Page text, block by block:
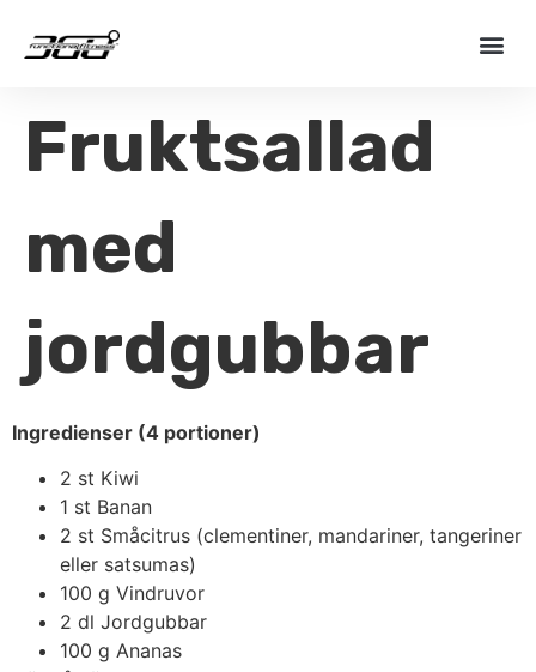
Fruktsallad
med
jordgubbar
Ingredienser (4 portioner)
2 st Kiwi
1 st Banan
2 st Småcitrus (clementiner, mandariner, tangeriner
eller satsumas)
100 g Vindruvor
2 dl Jordgubbar
100 g Ananas